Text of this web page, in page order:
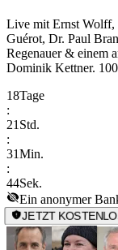
Live mit Ernst Wolff,
Guérot, Dr. Paul
Regenauer & einem
Dominik Kettner.
18Tage
:
21 Std.
:
31Min.
:
44Sek.
Ein anonymer
JETZT